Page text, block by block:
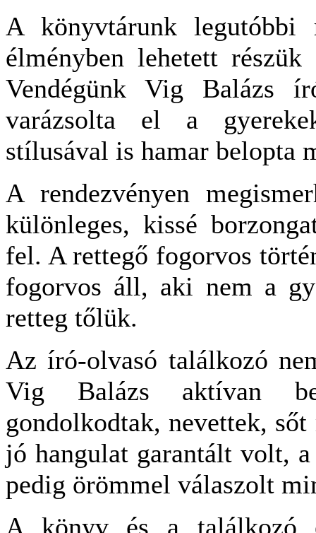
A könyvtárunk legutóbbi
élményben lehetett
Vendégünk Vig Balázs
varázsolta el a
stílusával is hamar belopta
A rendezvényen
különleges, kissé
fel. A rettegő fogorvos
fogorvos áll, aki nem a
retteg tőlük.
Az író-olvasó találkozó
Vig Balázs aktívan
gondolkodtak, nevettek,
jó hangulat garantált volt,
pedig örömmel válaszolt
A könyv és a találkozó